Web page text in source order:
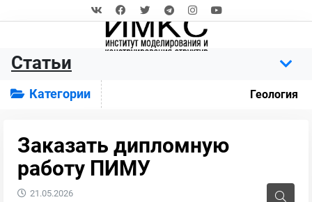
Статьи
Категории Геология
Заказать дипломную
работу ПИМУ
21.05.2026